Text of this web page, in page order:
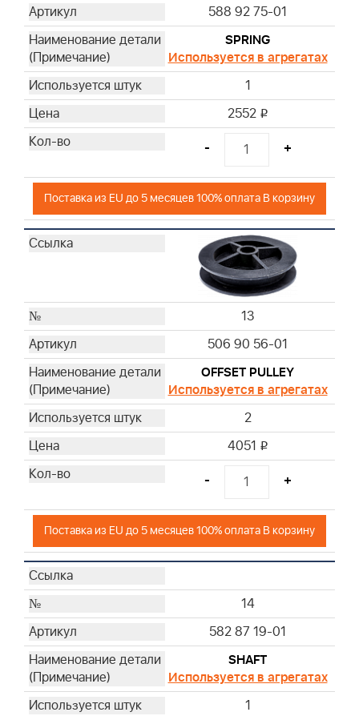
588 92 75-01
SPRING
Используется в агрегатах
1
2552 i
- +
Поставка из EU до 5 месяцев 100% оплата В корзину
13
506 90 56-01
OFFSET PULLEY
Используется в агрегатах
2
4051 i
- +
Поставка из EU до 5 месяцев 100% оплата В корзину
14
582 87 19-01
SHAFT
Используется в агрегатах
1